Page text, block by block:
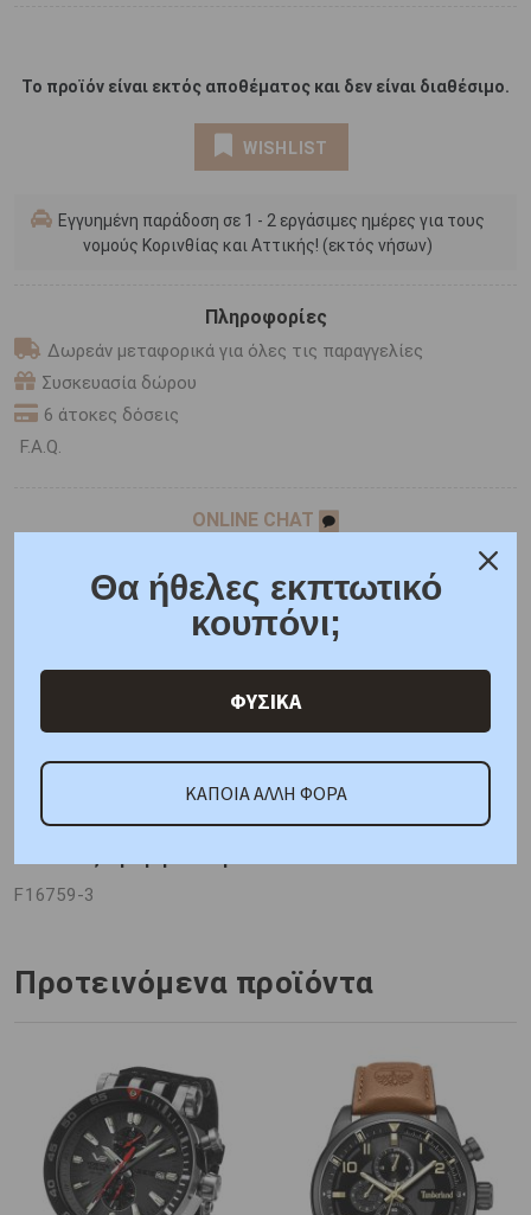
Το προϊόν είναι εκτός αποθέματος και δεν είναι διαθέσιμο.
WISHLIST
Εγγυημένη παράδοση σε 1 - 2 εργάσιμες ημέρες για τους
νομούς Κορινθίας και Αττικής! (εκτός νήσων)
Πληροφορίες
Δωρεάν μεταφορικά για όλες τις παραγγελίες
Συσκευασία δώρου
6 άτοκες δόσεις
F.A.Q.
ONLINE CHAT
Ρωτήστε μας
ΚΑΤΟΠΙΝ ΠΑΡΑΓΓΕΛΙΑΣ
F16759-3
Προτεινόμενα προϊόντα
Θα ήθελες εκπτωτικό
κουπόνι;
ΦΥΣΙΚΑ
ΚΑΠΟΙΑ ΑΛΛΗ ΦΟΡΑ